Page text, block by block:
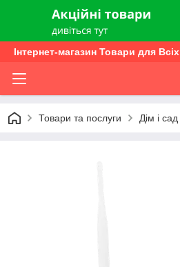
Інтернет-магазин Товари для Всіх
Товари та послуги Дім і сад